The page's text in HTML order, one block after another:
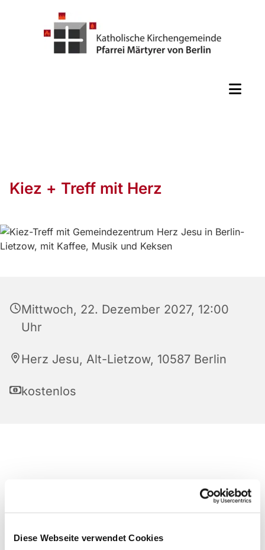
Diese Webseite verwendet Cookies
Kiez + Treff mit Herz
Mittwoch, 22. Dezember 2027, 12:00
Uhr
Herz Jesu, Alt-Lietzow, 10587 Berlin
kostenlos